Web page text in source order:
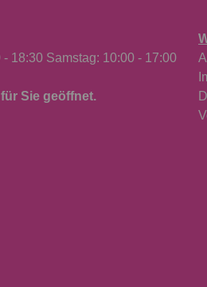
18:30 Samstag: 10:00 - 17:00
Sie geöffnet.